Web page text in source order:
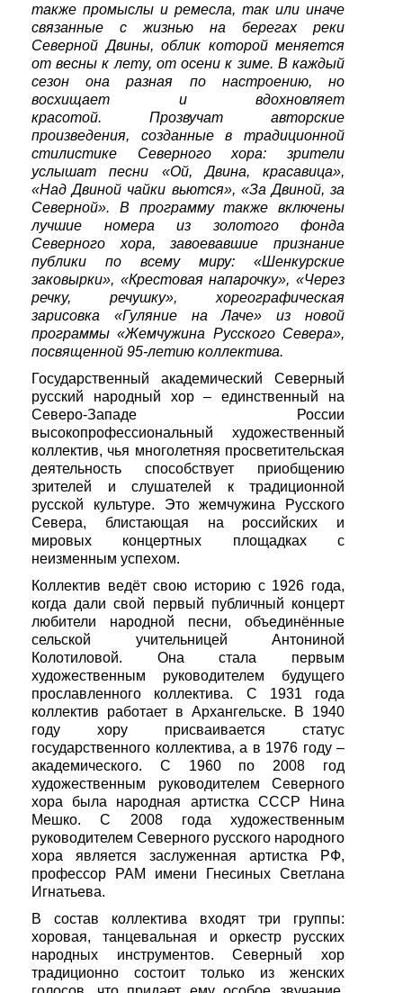
также промыслы и ремесла, так или иначе
связанные с жизнью на берегах реки
Северной Двины, облик которой меняется
от весны к лету, от осени к зиме. В каждый
сезон она разная по настроению, но
восхищает и вдохновляет
красотой. Прозвучат авторские
произведения, созданные в традиционной
стилистике Северного хора: зрители
услышат песни «Ой, Двина, красавица»,
«Над Двиной чайки вьются», «За Двиной, за
Северной». В программу также включены
лучшие номера из золотого фонда
Северного хора, завоевавшие признание
публики по всему миру: «Шенкурские
заковырки», «Крестовая напарочку», «Через
речку, речушку», хореографическая
зарисовка «Гуляние на Лаче» из новой
программы «Жемчужина Русского Севера»,
посвященной 95-летию коллектива.
Государственный академический Северный
русский народный хор – единственный на
Северо-Западе России
высокопрофессиональный художественный
коллектив, чья многолетняя просветительская
деятельность способствует приобщению
зрителей и слушателей к традиционной
русской культуре. Это жемчужина Русского
Севера, блистающая на российских и
мировых концертных площадках с
неизменным успехом.
Коллектив ведёт свою историю с 1926 года,
когда дали свой первый публичный концерт
любители народной песни, объединённые
сельской учительницей Антониной
Колотиловой. Она стала первым
художественным руководителем будущего
прославленного коллектива. С 1931 года
коллектив работает в Архангельске. В 1940
году хору присваивается статус
государственного коллектива, а в 1976 году –
академического. С 1960 по 2008 год
художественным руководителем Северного
хора была народная артистка СССР Нина
Мешко. С 2008 года художественным
руководителем Северного русского народного
хора является заслуженная артистка РФ,
профессор РАМ имени Гнесиных Светлана
Игнатьева.
В состав коллектива входят три группы:
хоровая, танцевальная и оркестр русских
народных инструментов. Северный хор
традиционно состоит только из женских